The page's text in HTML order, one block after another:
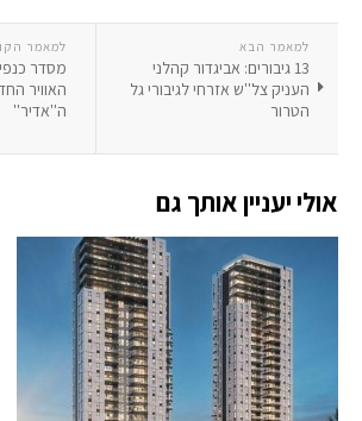
למאמר
מסדר
האוויר
ה''אדיר''
למאמר הבא
13 גיבורים: אביגדור קהלני
העניק צל''ש אזרחי לגיבורי גל
הטרור
אולי יעניין אותך גם